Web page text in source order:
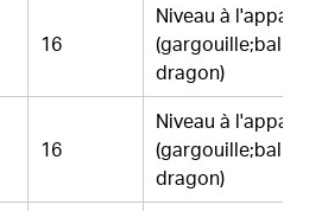
16
Niveau à
dragon)
16
Niveau à
dragon)